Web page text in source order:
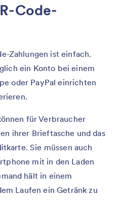
Code-
Zahlungen ist einfach.
ein Konto bei einem
oder PayPal einrichten
für Verbraucher
ihrer Brieftasche und das
Sie müssen auch
mit in den Laden
hält in einem
Laufen ein Getränk zu